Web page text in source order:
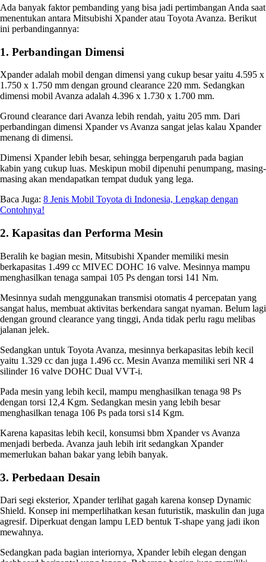
Ada banyak faktor pembanding yang bisa jadi pertimbangan Anda saat
menentukan antara Mitsubishi Xpander atau Toyota Avanza. Berikut
ini perbandingannya:
1. Perbandingan Dimensi
Xpander adalah mobil dengan dimensi yang cukup besar yaitu 4.595 x
1.750 x 1.750 mm dengan ground clearance 220 mm. Sedangkan
dimensi mobil Avanza adalah 4.396 x 1.730 x 1.700 mm.
Ground clearance dari Avanza lebih rendah, yaitu 205 mm. Dari
perbandingan dimensi Xpander vs Avanza sangat jelas kalau Xpander
menang di dimensi.
Dimensi Xpander lebih besar, sehingga berpengaruh pada bagian
kabin yang cukup luas. Meskipun mobil dipenuhi penumpang, masing-
masing akan mendapatkan tempat duduk yang lega.
Baca Juga: 8 Jenis Mobil Toyota di Indonesia, Lengkap dengan
Contohnya!
2. Kapasitas dan Performa Mesin
Beralih ke bagian mesin, Mitsubishi Xpander memiliki mesin
berkapasitas 1.499 cc MIVEC DOHC 16 valve. Mesinnya mampu
menghasilkan tenaga sampai 105 Ps dengan torsi 141 Nm.
Mesinnya sudah menggunakan transmisi otomatis 4 percepatan yang
sangat halus, membuat aktivitas berkendara sangat nyaman. Belum lagi
dengan ground clearance yang tinggi, Anda tidak perlu ragu melibas
jalanan jelek.
Sedangkan untuk Toyota Avanza, mesinnya berkapasitas lebih kecil
yaitu 1.329 cc dan juga 1.496 cc. Mesin Avanza memiliki seri NR 4
silinder 16 valve DOHC Dual VVT-i.
Pada mesin yang lebih kecil, mampu menghasilkan tenaga 98 Ps
dengan torsi 12,4 Kgm. Sedangkan mesin yang lebih besar
menghasilkan tenaga 106 Ps pada torsi s14 Kgm.
Karena kapasitas lebih kecil, konsumsi bbm Xpander vs Avanza
menjadi berbeda. Avanza jauh lebih irit sedangkan Xpander
memerlukan bahan bakar yang lebih banyak.
3. Perbedaan Desain
Dari segi eksterior, Xpander terlihat gagah karena konsep Dynamic
Shield. Konsep ini memperlihatkan kesan futuristik, maskulin dan juga
agresif. Diperkuat dengan lampu LED bentuk T-shape yang jadi ikon
mewahnya.
Sedangkan pada bagian interiornya, Xpander lebih elegan dengan